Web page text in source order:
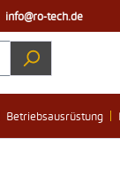
info@ro-tech.de
Betriebsausrüstung